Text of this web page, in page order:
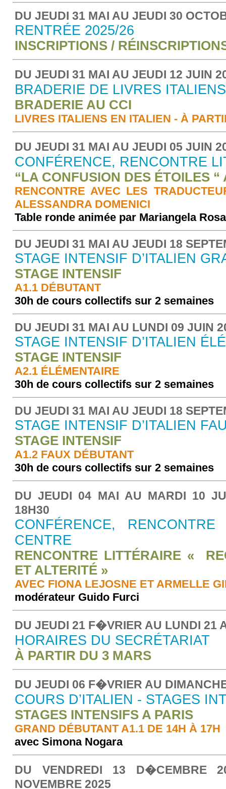
DU JEUDI 31 MAI AU JEUDI 30
RENTRÉE 2025/26
INSCRIPTIONS /
DU JEUDI 31 MAI AU JEUDI 12 JUIN
BRADERIE DE LIVRES ITALIENS
BRADERIE AU CCI
LIVRES ITALIENS EN ITALIEN - À
DU JEUDI 31 MAI AU JEUDI 05 JUIN
CONFÉRENCE, RENCONTRE
“LA CONFUSION DES ÉTOILES “
RENCONTRE AVEC LES
ALESSANDRA DOMENICI
Table ronde animée par Mariangela
DU JEUDI 31 MAI AU JEUDI 18
STAGE INTENSIF D’ITALIEN
STAGE INTENSIF
A1.1 DÉBUTANT
30h de cours collectifs sur 2 semaines
DU JEUDI 31 MAI AU LUNDI 09 JUIN
STAGE INTENSIF D’ITALIEN
STAGE INTENSIF
A2.1 ÉLÉMENTAIRE
30h de cours collectifs sur 2 semaines
DU JEUDI 31 MAI AU JEUDI 18
STAGE INTENSIF D’ITALIEN
STAGE INTENSIF
A1.2 FAUX DÉBUTANT
30h de cours collectifs sur 2 semaines
DU JEUDI 04 MAI AU MARDI 10
18H30
CONFÉRENCE,
CENTRE
RENCONTRE LITTÉRAIRE «
ET ALTERITÉ »
AVEC FIONA LEJOSNE ET ARMELLE
modérateur Guido Furci
DU JEUDI 21 F�VRIER AU LUNDI 21
HORAIRES DU SECRÉTARIAT
À PARTIR DU 3 MARS
DU JEUDI 06 F�VRIER AU
COURS D’ITALIEN - STAGES
STAGES INTENSIFS A PARIS
GRAND DÉBUTANT A1.1 DE 14H À 17H
avec Simona Nogara
DU VENDREDI 13 D�CEMBRE
NOVEMBRE 2025